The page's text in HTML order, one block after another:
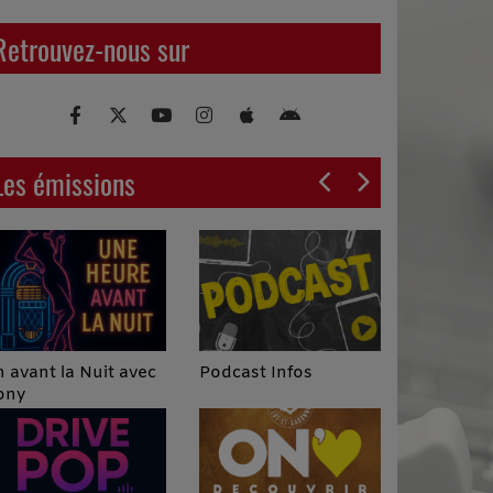
nous sur
émissions
avant la Nuit avec
Podcast Infos